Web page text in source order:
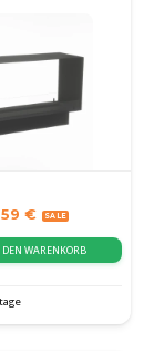
€
DEN WARENKORB